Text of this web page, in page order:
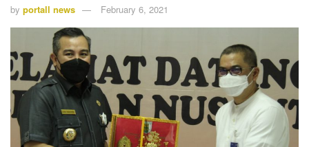
by portall news February 6, 2021